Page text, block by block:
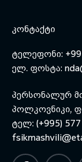
ᲙᲝᲜᲢᲐᲥᲢᲘ
ტელეფონი:
ელ. ფოსტა:
პერსონალურ
პოლკოვნიკი,
ტელ: (+995)